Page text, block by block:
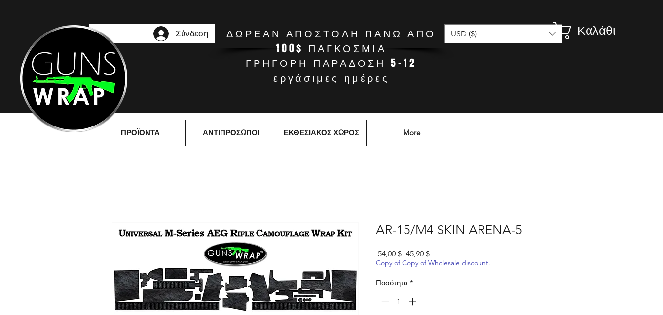
Καλάθι
Σύνδεση
ΔΩΡΕΑΝ ΑΠΟΣΤΟΛΗ ΠΑΝΩ ΑΠΟ
100$ ΠΑΓΚΟΣΜΙΑ
ΓΡΗΓΟΡΗ ΠΑΡΑΔΟΣΗ 5-12
εργάσιμες ημέρες
USD ($)
ΠΡΟΪΟΝΤΑ ΑΝΤΙΠΡΟΣΩΠΟΙ ΕΚΘΕΣΙΑΚΟΣ ΧΩΡΟΣ More
AR-15/M4 SKIN ARENA-5
54,00 $ Κανονική
τιμή
45,90 $Τιμή
Έκπτωσης
Copy of Copy of Wholesale discount.
Ποσότητα *